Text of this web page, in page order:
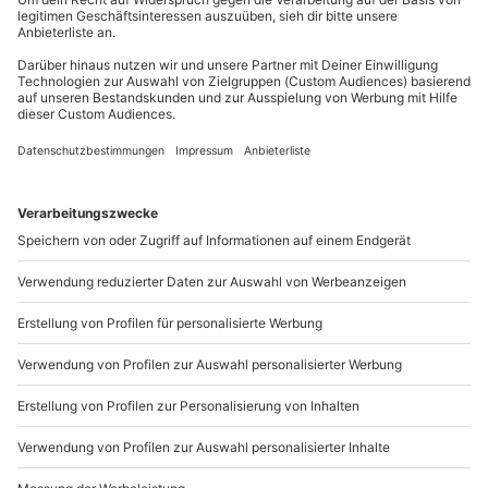
Mo-Fr: 8-20 Uhr | Sa: 10-16 Uhr
Du möchtest als Firma bestellen?
Sichere Dir attraktive Firmenkunden Vorteile.
Mo-Fr: 9-17 Uhr
b2b@mydays.de
www.b2b.mydays.de/
Artikelnummer:60340
Andere Produkte entdecken